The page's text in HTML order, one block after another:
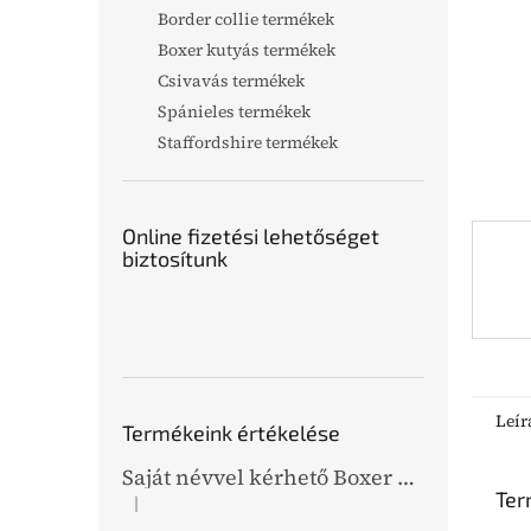
Border collie termékek
Boxer kutyás termékek
Csivavás termékek
Spánieles termékek
Staffordshire termékek
Online fizetési lehetőséget
biztosítunk
Termékeink értékelése
Saját névvel kérhető Boxer grafikás bőr kulcstartó
A termék értékelése 5-ből 5 csillag.
|